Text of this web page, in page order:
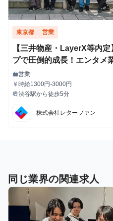
東京都 営業
【三井物産・LayerX等内
プで圧倒的成長！エンタメ
引する長期インターン！
職種
work営業
給与
currency_yen 時給1300円-3000円
最寄駅
train渋谷駅から徒歩5分
株式会社レターファン
同じ業界の関連求人